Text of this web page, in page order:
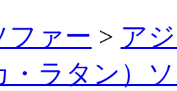
ファー > ア
・ラタン）